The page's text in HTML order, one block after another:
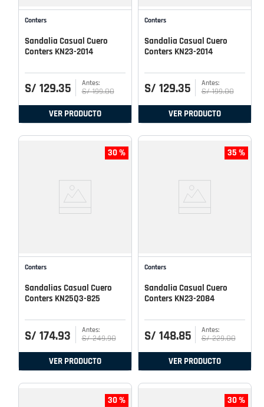
Conters
Sandalia Casual Cuero
Conters KN23-2014
S/ 129.35 S/ 199.00
VER PRODUCTO
Conters
Sandalia Casual Cuero
Conters KN23-2014
S/ 129.35 S/ 199.00
VER PRODUCTO
30 %
Conters
Sandalias Casual Cuero
Conters KN25Q3-825
S/ 174.93 S/ 249.90
VER PRODUCTO
35 %
Conters
Sandalia Casual Cuero
Conters KN23-2084
S/ 148.85 S/ 229.00
VER PRODUCTO
30 % 30 %